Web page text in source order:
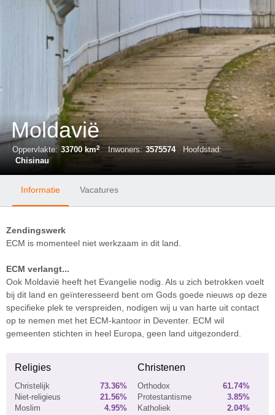
Moldavië
Oppervlakte: 33700 km2 Inwoners: 3575574
Hoofdstad:
Chisinau
Informatie Vacatures
Zendingswerk
ECM is momenteel niet werkzaam in dit land.
ECM verlangt...
Ook Moldavië heeft het Evangelie nodig. Als u zich betrokken voelt
bij dit land en geïnteresseerd bent om Gods goede nieuws op deze
specifieke plek te verspreiden, nodigen wij u van harte uit contact
op te nemen met het ECM-kantoor in Deventer. ECM wil
gemeenten stichten in heel Europa, geen land uitgezonderd.
Religies
Christelijk
73.36%
Niet-religieus
21.56%
Moslim
4.95%
Christenen
Orthodox
61.74%
Protestantisme
3.85%
Katholiek
2.04%